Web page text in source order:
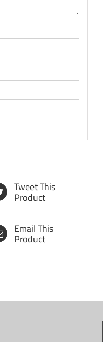
Tweet This
Product
Email This
Product